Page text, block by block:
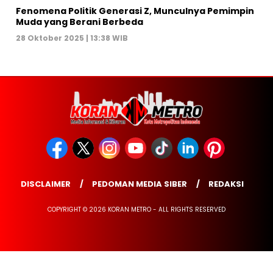
Fenomena Politik Generasi Z, Munculnya Pemimpin
Muda yang Berani Berbeda
28 Oktober 2025 | 13:38 WIB
DISCLAIMER PEDOMAN MEDIA SIBER REDAKSI
COPYRIGHT © 2026 KORAN METRO - ALL RIGHTS RESERVED